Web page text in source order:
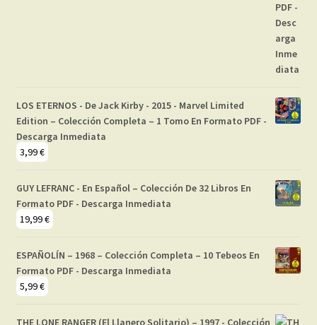
LOS ETERNOS - De Jack Kirby - 2015 - Marvel Limited
Edition – Colección Completa – 1 Tomo En Formato PDF -
Descarga Inmediata
3,99€
GUY LEFRANC - En Español – Colección De 32 Libros En
Formato PDF - Descarga Inmediata
19,99€
ESPAÑOLÍN – 1968 – Colección Completa – 10 Tebeos En
Formato PDF - Descarga Inmediata
5,99€
THE LONE RANGER (El Llanero Solitario) – 1997 - Colección